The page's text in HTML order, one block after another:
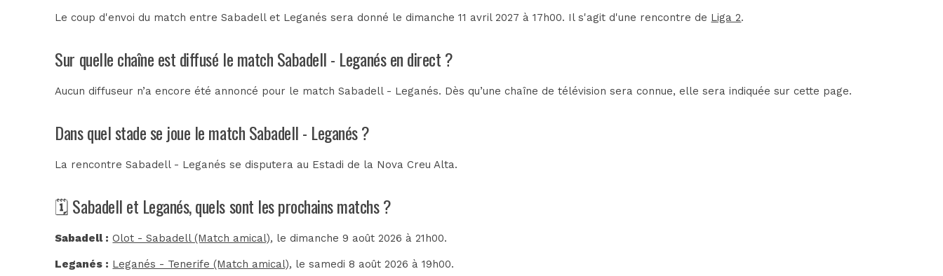
Le coup d'envoi du match entre Sabadell et Leganés sera donné le dimanche 11 avril 2027 à 17h00. Il s'agit d'une rencontre de Liga 2.
Sur quelle chaîne est diffusé le match Sabadell - Leganés en direct ?
Aucun diffuseur n’a encore été annoncé pour le match Sabadell - Leganés. Dès qu’une chaîne de télévision sera connue, elle sera indiquée sur cette page.
Dans quel stade se joue le match Sabadell - Leganés ?
La rencontre Sabadell - Leganés se disputera au Estadi de la Nova Creu Alta.
🗓️ Sabadell et Leganés, quels sont les prochains matchs ?
Sabadell : Olot - Sabadell (Match amical), le dimanche 9 août 2026 à 21h00.
Leganés : Leganés - Tenerife (Match amical), le samedi 8 août 2026 à 19h00.